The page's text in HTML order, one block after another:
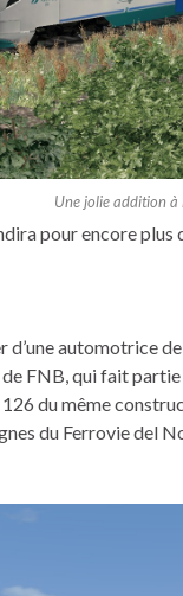
Une jolie addition
pour encore
automotrice
de FNB, qui fait partie
du même
du Ferrovie del